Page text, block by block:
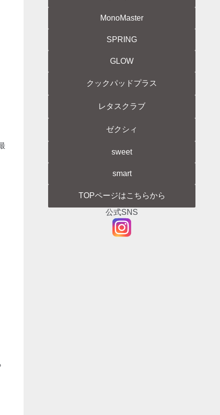
MonoMaster
SPRING
GLOW
クックパッドプラス
レタスクラブ
ゼクシィ
sweet
smart
TOPページはこちらから
公式SNS